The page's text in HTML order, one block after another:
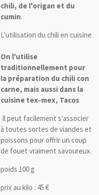
chili, de l'origan et du
cumin.
L'utilisation du chili en cuisine
On l'utilise
traditionnellement pour
la préparation du chili con
carne, mais aussi dans la
cuisine tex-mex, Tacos
Il peut facilement s'associer
à toutes sortes de viandes et
poissons pour offrir un coup
de fouet vraiment savoureux.
poids 100 g
prix au kilo : 45 €